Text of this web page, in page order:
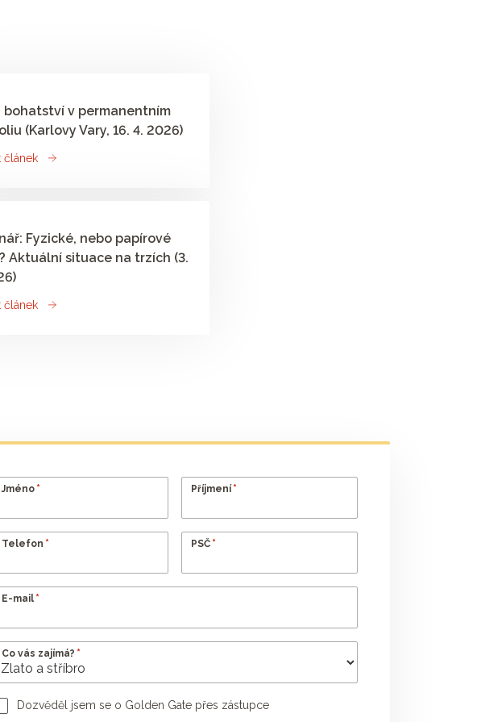
bohatství v permanentním
(Karlovy Vary, 16. 4. 2026)
článek
Fyzické, nebo papírové
Aktuální situace na trzích (3.
článek
Jméno * Příjmení *
Telefon * PSČ *
E-mail *
Co vás zajímá? *
Dozvěděl jsem se o Golden Gate přes zástupce
Jméno poradce Příjmení poradce